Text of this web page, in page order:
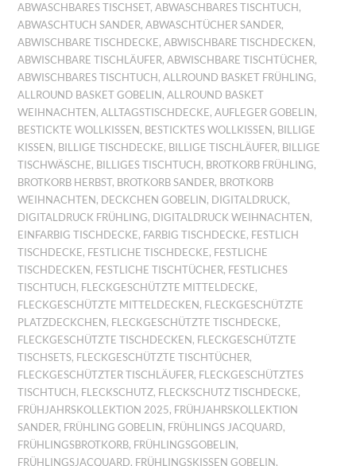
ABWASCHBARES TISCHSET,ABWASCHBARES TISCHTUCH,
ABWASCHTUCH SANDER,ABWASCHTÜCHER SANDER,
ABWISCHBARE TISCHDECKE,ABWISCHBARE TISCHDECKEN,
ABWISCHBARE TISCHLÄUFER,ABWISCHBARE TISCHTÜCHER,
ABWISCHBARES TISCHTUCH,ALLROUND BASKET FRÜHLING,
ALLROUND BASKET GOBELIN,ALLROUND BASKET
WEIHNACHTEN,ALLTAGSTISCHDECKE,AUFLEGER GOBELIN,
BESTICKTE WOLLKISSEN, BESTICKTES WOLLKISSEN, BILLIGE
KISSEN, BILLIGE TISCHDECKE, BILLIGE TISCHLÄUFER, BILLIGE
TISCHWÄSCHE, BILLIGES TISCHTUCH, BROTKORB FRÜHLING,
BROTKORB HERBST, BROTKORB SANDER, BROTKORB
WEIHNACHTEN, DECKCHEN GOBELIN, DIGITALDRUCK,
DIGITALDRUCK FRÜHLING, DIGITALDRUCK WEIHNACHTEN,
EINFARBIG TISCHDECKE, FARBIG TISCHDECKE, FESTLICH
TISCHDECKE, FESTLICHE TISCHDECKE, FESTLICHE
TISCHDECKEN, FESTLICHE TISCHTÜCHER, FESTLICHES
TISCHTUCH, FLECKGESCHÜTZTE MITTELDECKE,
FLECKGESCHÜTZTE MITTELDECKEN, FLECKGESCHÜTZTE
PLATZDECKCHEN, FLECKGESCHÜTZTE TISCHDECKE,
FLECKGESCHÜTZTE TISCHDECKEN, FLECKGESCHÜTZTE
TISCHSETS, FLECKGESCHÜTZTE TISCHTÜCHER,
FLECKGESCHÜTZTER TISCHLÄUFER, FLECKGESCHÜTZTES
TISCHTUCH, FLECKSCHUTZ, FLECKSCHUTZ TISCHDECKE,
FRÜHJAHRSKOLLEKTION 2025, FRÜHJAHRSKOLLEKTION
SANDER, FRÜHLING GOBELIN, FRÜHLINGS JACQUARD,
FRÜHLINGSBROTKORB, FRÜHLINGSGOBELIN,
FRÜHLINGSJACQUARD, FRÜHLINGSKISSEN GOBELIN,